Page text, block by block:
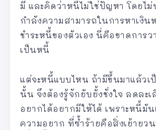
มี และคิดว่าหนี้ไม่ใช่ปัญหา โดยไม่
กำลังความสามารถในการหาเงิน
ชำระหนี้ของตัวเอง นี่คือขาดการว
เป็นหนี้
แต่จะหนี้แบบไหน ถ้ามีขึ้นมาแล้วเ
นั้น จึงต้องรู้จักยับยั้งชั่งใจ ลดละเ
อยากได้อยากมีให้ได้ เพราะหนี้มัน
ความอยาก ที่ซ้ำร้ายคือสิ่งเย้ายว